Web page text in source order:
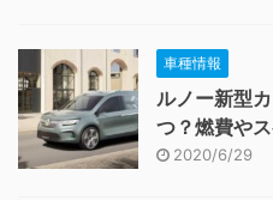
車種情報
ルノー新型
つ？燃費や
2020/6/29